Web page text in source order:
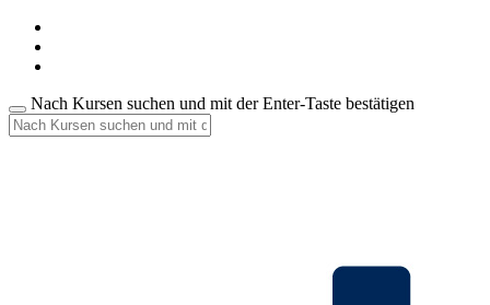
Nach Kursen suchen und mit der Enter-Taste bestätigen